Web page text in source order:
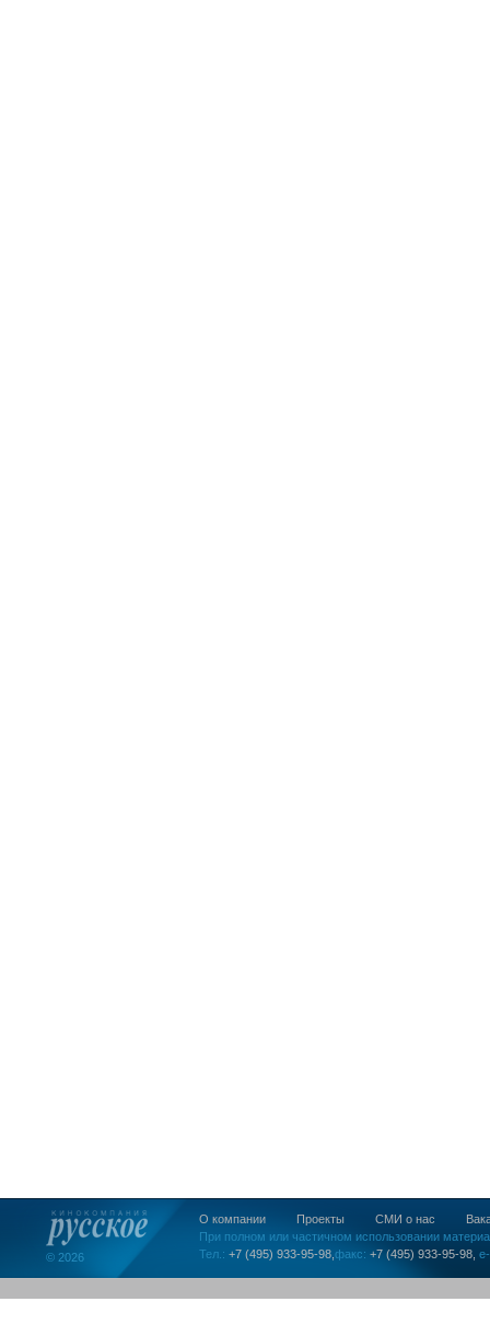
© 2026
О компании Проекты СМИ о нас
При полном или частичном использовании
Тел.: +7 (495) 933-95-98, факс: +7 (495) 933-95-98,